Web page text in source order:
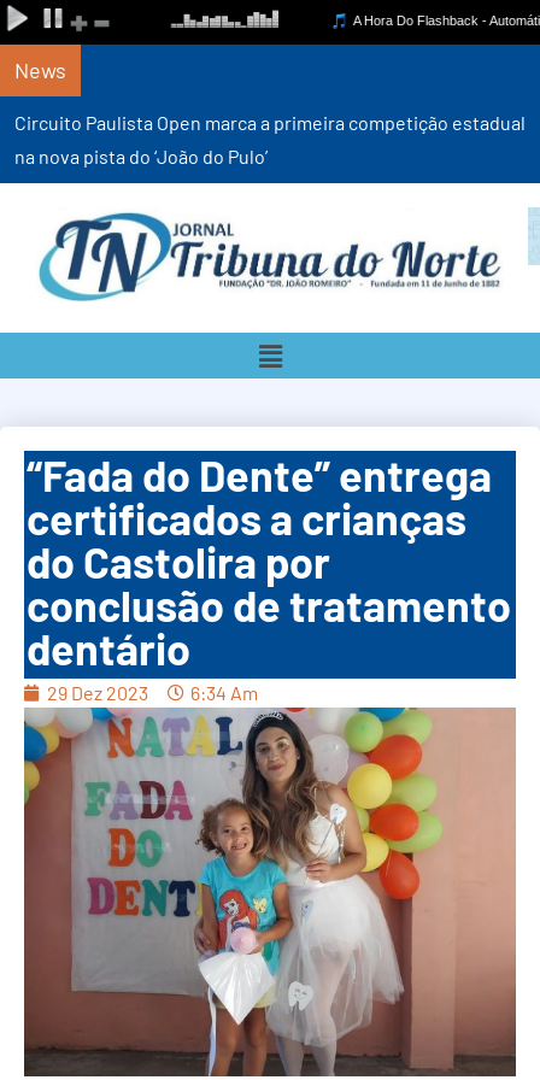
News
Circuito Paulista Open marca a primeira competição estadual
na nova pista do ‘João do Pulo’
“Fada do Dente” entrega
certificados a crianças
do Castolira por
conclusão de tratamento
dentário
29 Dez 2023 6:34 Am